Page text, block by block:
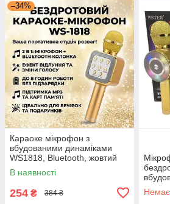
–34%
Караоке мікрофон з
вбудованими динаміками
WS1818, Bluetooth, жовтий
В наявності
254 ₴ 384 ₴ Немає